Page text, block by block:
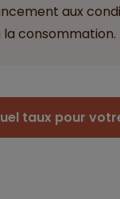
aux
consommation.
taux pour